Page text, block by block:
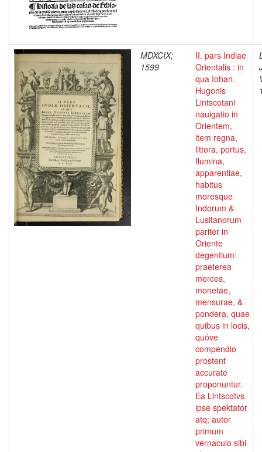
MDXCIX;
1599
II. pars Indiae
Orientalis : in
qua Iohan.
Hugonis
Lintscotani
nauigatio in
Orientem,
item regna,
littora, portus,
flumina,
apparentiae,
habitus
moresque
Indorum &
Lusitanorum
pariter in
Oriente
degentium:
praeterea
merces,
monetae,
mensurae, &
pondera, quae
quibus in locis,
quóve
compendio
prostent
accurate
proponuntur.
Ea Lintscotvs
ipse spektator
atq; autor
primum
vernaculo sibi